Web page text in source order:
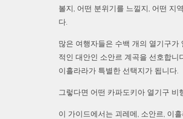
볼지, 어떤 분위기를 느낄지, 어떤 지
다.
많은 여행자들은 수백 개의 열기구
적인 대안인 소안르 계곡을 선호합
이흘라라가 특별한 선택지가 됩니다.
그렇다면 어떤 카파도키아 열기구 비
이 가이드에서는 괴레메, 소안르, 이